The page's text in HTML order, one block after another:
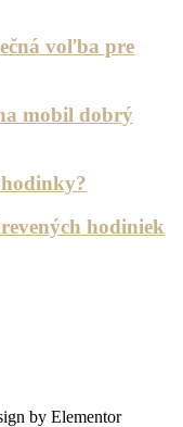
voľba pre
mobil dobrý
hodiniek
by Elementor